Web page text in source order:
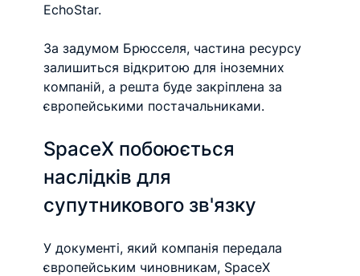
EchoStar.
За задумом Брюсселя, частина ресурсу
залишиться відкритою для іноземних
компаній, а решта буде закріплена за
європейськими постачальниками.
SpaceX побоюється
наслідків для
супутникового зв'язку
У документі, який компанія передала
європейським чиновникам, SpaceX